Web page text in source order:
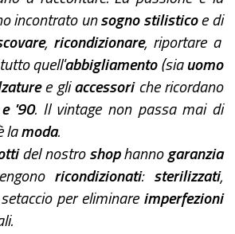
incontrato unsogno stilisticoe di
, ricondizionare, riportare a
quell'abbigliamento(siauomo
e gliaccessoriche ricordano
'90. Il vintage non passa mai di
lamoda.
del nostroshophannogaranzia
ricondizionati: sterilizzati,
per eliminareimperfezioni